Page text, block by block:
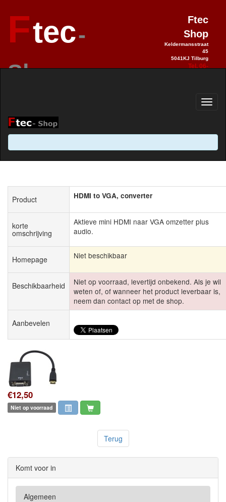
Ftec-
Shop
Ftec
Shop
Keldermansstraat
45
5041KJ Tilburg
Tel. 06-
Product HDMI to VGA, converter
korte
omschrijving
Aktieve mini HDMI naar VGA omzetter plus
audio.
Homepage Niet beschikbaar
Beschikbaarheid
Niet op voorraad, levertijd onbekend. Als je wil
weten of, of wanneer het product leverbaar is,
neem dan contact op met de shop.
Aanbevelen
€12,50
Niet op voorraad
Terug
Komt voor in
Algemeen